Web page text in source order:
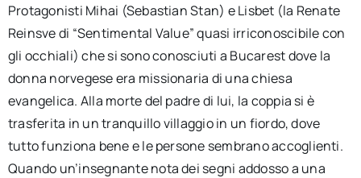
Protagonisti Mihai (Sebastian Stan) e Lisbet (la Renate
Reinsve di “Sentimental Value” quasi irriconoscibile con
gli occhiali) che si sono conosciuti a Bucarest dove la
donna norvegese era missionaria di una chiesa
evangelica. Alla morte del padre di lui, la coppia si è
trasferita in un tranquillo villaggio in un fiordo, dove
tutto funziona bene e le persone sembrano accoglienti.
Quando un’insegnante nota dei segni addosso a una